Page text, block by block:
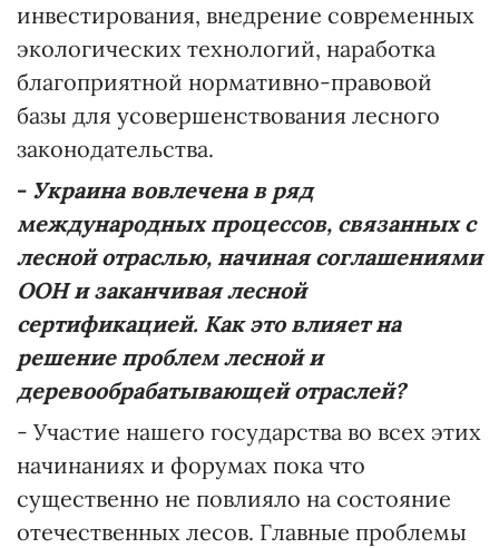
инвестирования, внедрение современных
экологических технологий, наработка
благоприятной нормативно-правовой
базы для усовершенствования лесного
законодательства.
- Украина вовлечена в ряд
международных процессов, связанных с
лесной отраслью, начиная соглашениями
ООН и заканчивая лесной
сертификацией. Как это влияет на
решение проблем лесной и
деревообрабатывающей отраслей?
- Участие нашего государства во всех этих
начинаниях и форумах пока что
существенно не повлияло на состояние
отечественных лесов. Главные проблемы